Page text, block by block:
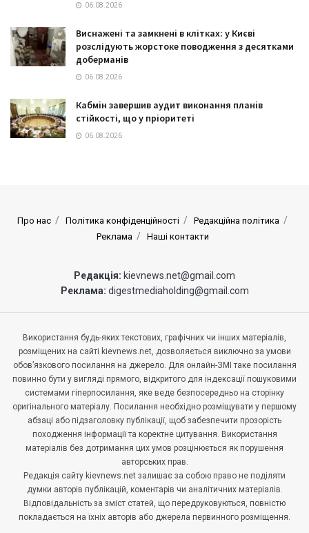
06.08.2026
Виснажені та замкнені в клітках: у Києві
розслідують жорстоке поводження з десятками
доберманів
06.08.2026
Кабмін завершив аудит виконання планів
стійкості, що у пріоритеті
06.08.2026
Про нас Політика конфіденційності
Редакційна політика
Реклама
Наші контакти
Редакція: kievnews.net@gmail.com
Реклама: digestmediaholding@gmail.com
Використання будь-яких текстових, графічних чи інших матеріалів,
розміщених на сайті kievnews.net, дозволяється виключно за умови
обов’язкового посилання на джерело. Для онлайн-ЗМІ таке посилання
повинно бути у вигляді прямого, відкритого для індексації пошуковими
системами гіперпосилання, яке веде безпосередньо на сторінку
оригінального матеріалу. Посилання необхідно розміщувати у першому
абзаці або підзаголовку публікації, щоб забезпечити прозорість
походження інформації та коректне цитування. Використання
матеріалів без дотримання цих умов розцінюється як порушення
авторських прав.
Редакція сайту kievnews.net залишає за собою право не поділяти
думки авторів публікацій, коментарів чи аналітичних матеріалів.
Відповідальність за зміст статей, що передруковуються, повністю
покладається на їхніх авторів або джерела первинного розміщення.